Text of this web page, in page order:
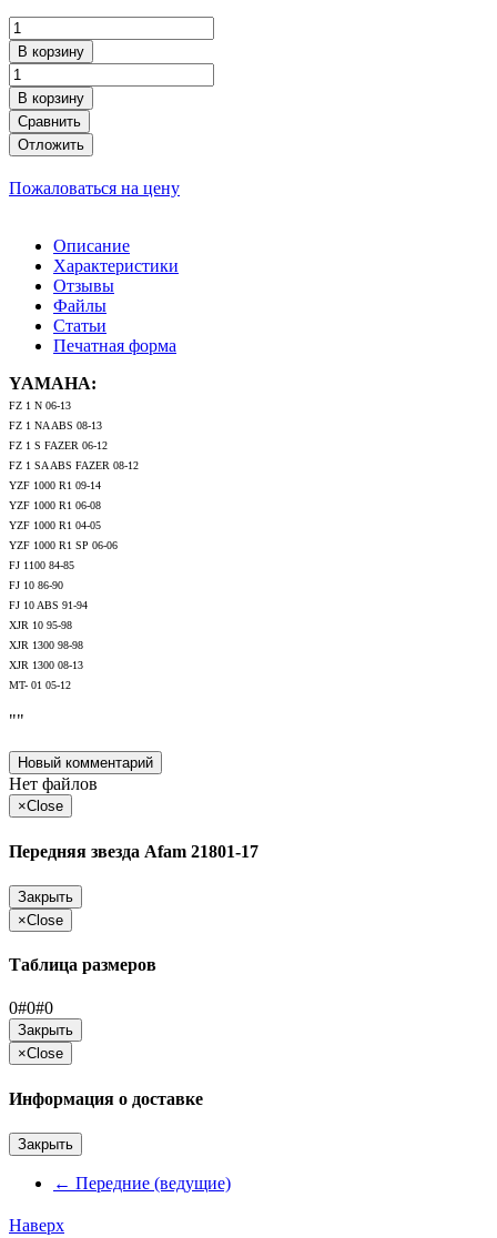
В корзину
В корзину
Сравнить
Отложить
Пожаловаться на цену
Описание
Характеристики
Отзывы
Файлы
Статьи
Печатная форма
YAMAHA:
FZ 1 N 06-13
FZ 1 NA ABS 08-13
FZ 1 S FAZER 06-12
FZ 1 SA ABS FAZER 08-12
YZF 1000 R1 09-14
YZF 1000 R1 06-08
YZF 1000 R1 04-05
YZF 1000 R1 SP 06-06
FJ 1100 84-85
FJ 10 86-90
FJ 10 ABS 91-94
XJR 10 95-98
XJR 1300 98-98
XJR 1300 08-13
MT- 01 05-12
""
Новый комментарий
Нет файлов
×Close
Передняя звезда Afam 21801-17
Закрыть
×Close
Таблица размеров
0#0#0
Закрыть
×Close
Информация о доставке
Закрыть
← Передние (ведущие)
Наверх